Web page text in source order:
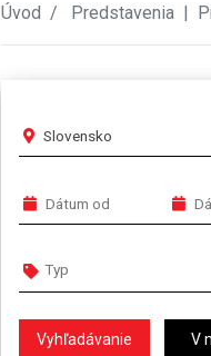
Úvod Predstavenia |
Slovensko
V